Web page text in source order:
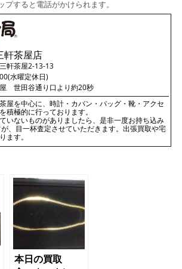
プすると電話がかけられます。
軒茶屋店
軒茶屋2-13-13
水曜定休日)
世田谷通り口より約20秒
屋を中心に、時計・カバン・バッグ・靴・アクセ
積極的に行っております。
いないものがありましたら、是非一度お持ち込み
、目一杯査定させていただきます。出張買取や宅
ます。
本日の買取